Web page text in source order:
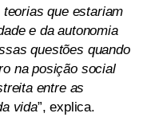
que estariam
e da autonomia
questões quando
na posição social
entre as
vida”, explica.